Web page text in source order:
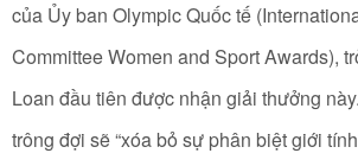
của Ủy ban Olympic Quốc tế
Committee Women and Sport Awards),
Loan đầu tiên được nhận giải thưởng
trông đợi sẽ “xóa bỏ sự phân biệt giới